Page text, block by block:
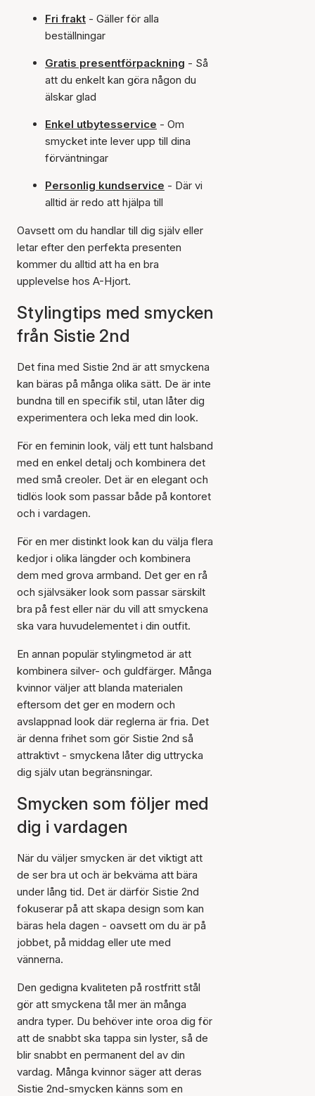
Fri frakt - Gäller för alla
beställningar
Gratis presentförpackning - Så
att du enkelt kan göra någon du
älskar glad
Enkel utbytesservice - Om
smycket inte lever upp till dina
förväntningar
Personlig kundservice - Där vi
alltid är redo att hjälpa till
Oavsett om du handlar till dig själv eller
letar efter den perfekta presenten
kommer du alltid att ha en bra
upplevelse hos A-Hjort.
Stylingtips med smycken
från Sistie 2nd
Det fina med Sistie 2nd är att smyckena
kan bäras på många olika sätt. De är inte
bundna till en specifik stil, utan låter dig
experimentera och leka med din look.
För en feminin look, välj ett tunt halsband
med en enkel detalj och kombinera det
med små creoler. Det är en elegant och
tidlös look som passar både på kontoret
och i vardagen.
För en mer distinkt look kan du välja flera
kedjor i olika längder och kombinera
dem med grova armband. Det ger en rå
och självsäker look som passar särskilt
bra på fest eller när du vill att smyckena
ska vara huvudelementet i din outfit.
En annan populär stylingmetod är att
kombinera silver- och guldfärger. Många
kvinnor väljer att blanda materialen
eftersom det ger en modern och
avslappnad look där reglerna är fria. Det
är denna frihet som gör Sistie 2nd så
attraktivt - smyckena låter dig uttrycka
dig själv utan begränsningar.
Smycken som följer med
dig i vardagen
När du väljer smycken är det viktigt att
de ser bra ut och är bekväma att bära
under lång tid. Det är därför Sistie 2nd
fokuserar på att skapa design som kan
bäras hela dagen - oavsett om du är på
jobbet, på middag eller ute med
vännerna.
Den gedigna kvaliteten på rostfritt stål
gör att smyckena tål mer än många
andra typer. Du behöver inte oroa dig för
att de snabbt ska tappa sin lyster, så de
blir snabbt en permanent del av din
vardag. Många kvinnor säger att deras
Sistie 2nd-smycken känns som en